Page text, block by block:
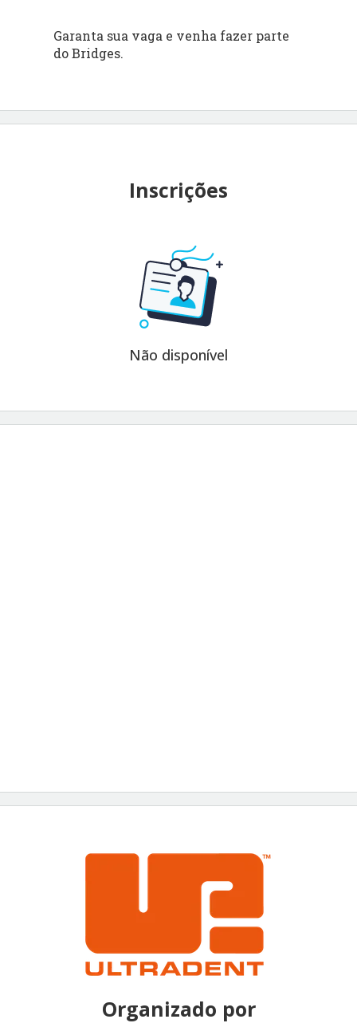
Garanta sua vaga e venha fazer parte
do Bridges.
Inscrições
Não disponível
Organizado por